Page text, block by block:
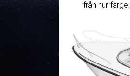
från hur